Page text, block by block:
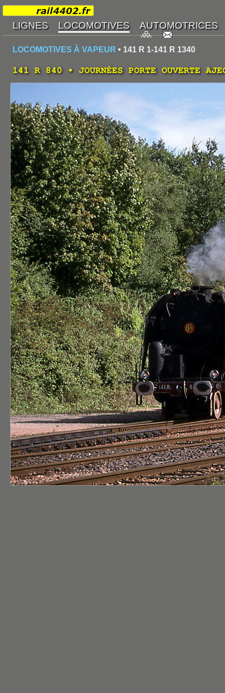
LOCOMOTIVES À VAPEUR • 141 R 1-141 R 1340
141 R 840 • JOURNÉES PORTE OUVERTE